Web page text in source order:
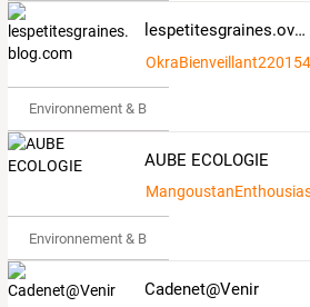
lespetitesgraines.over-blog.com
Environnement & Bio
AUBE ECOLOGIE
Environnement & Bio
Cadenet@Venir